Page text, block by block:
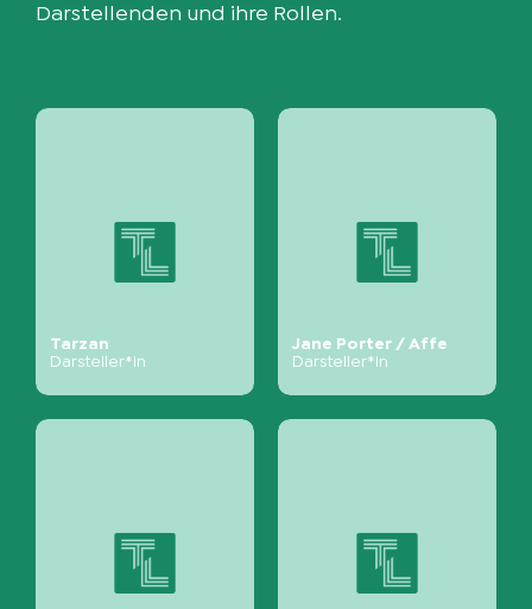
Darstellenden und ihre Rollen.
Tarzan
Darsteller*in
Jane Porter / Affe
Darsteller*in